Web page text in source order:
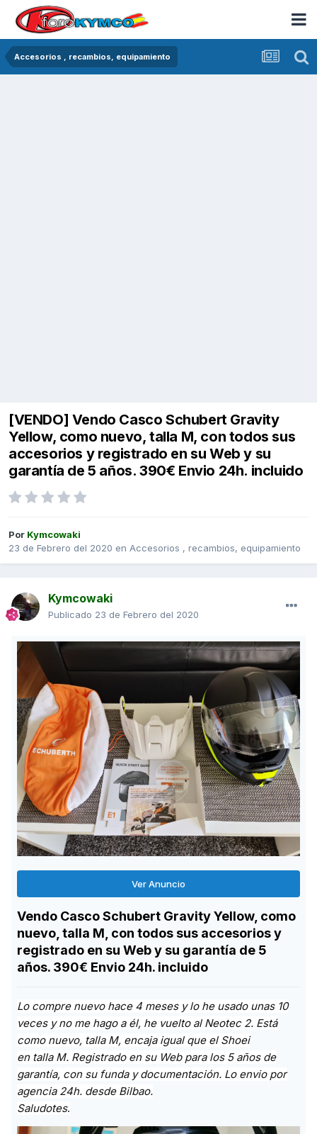
Accesorios , recambios, equipamiento
[VENDO] Vendo Casco Schubert Gravity
Yellow, como nuevo, talla M, con todos sus
accesorios y registrado en su Web y su
garantía de 5 años. 390€ Envio 24h. incluido
Por Kymcowaki
23 de Febrero del 2020 en Accesorios , recambios, equipamiento
Kymcowaki
Publicado 23 de Febrero del 2020
Ver Anuncio
Vendo Casco Schubert Gravity Yellow, como
nuevo, talla M, con todos sus accesorios y
registrado en su Web y su garantía de 5
años. 390€ Envio 24h. incluido
Lo compre nuevo hace 4 meses y lo he usado unas 10
veces y no me hago a él, he vuelto al Neotec 2. Está
como nuevo, talla M, encaja igual que el Shoei
en talla M. Registrado en su Web para los 5 años de
garantía, con su funda y documentación. Lo envio por
agencia 24h. desde Bilbao.
Saludotes.